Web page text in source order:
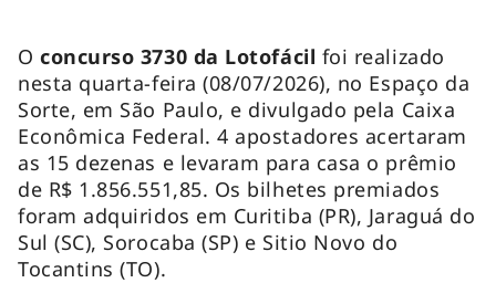
Oconcurso 3730 da Lotofácil foi realizado
nesta quarta-feira (08/07/2026), no Espaço da
Sorte, em São Paulo, e divulgado pela Caixa
Econômica Federal. 4 apostadores acertaram
as 15 dezenas e levaram para casa o prêmio
de R$ 1.856.551,85. Os bilhetes premiados
foram adquiridos em Curitiba (PR), Jaraguá do
Sul (SC), Sorocaba (SP) e Sitio Novo do
Tocantins (TO).